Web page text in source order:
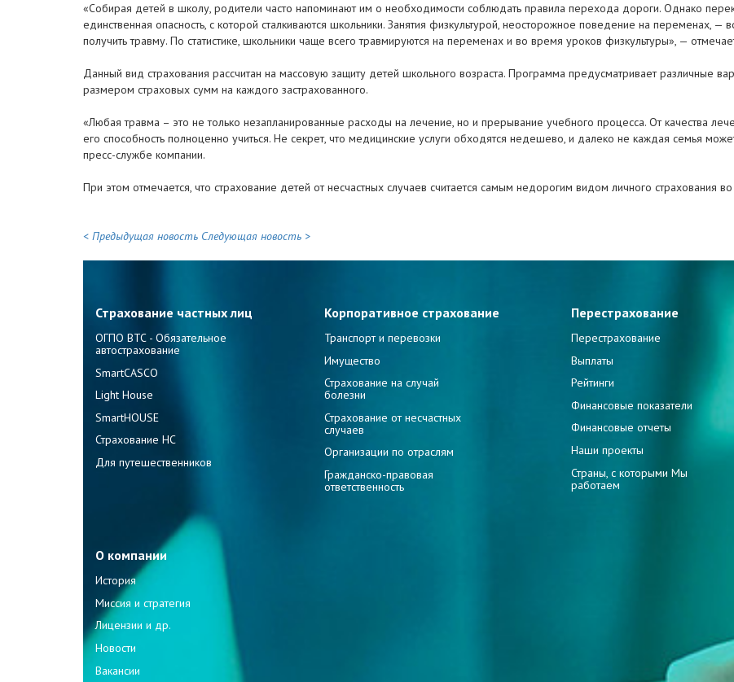
«Собирая детей в школу, родители часто напоминают им о необходимости соблюдать правила перехода дороги. Однако
единственная опасность, с которой сталкиваются школьники. Занятия физкультурой, неосторожное поведение на переменах, —
получить травму. По статистике, школьники чаще всего травмируются на переменах и во время уроков физкультуры», —
Данный вид страхования рассчитан на массовую защиту детей школьного возраста. Программа предусматривает различные
размером страховых сумм на каждого застрахованного.
«Любая травма – это не только незапланированные расходы на лечение, но и прерывание учебного процесса. От качества
его способность полноценно учиться. Не секрет, что медицинские услуги обходятся недешево, и далеко не каждая семья
пресс-службе компании.
При этом отмечается, что страхование детей от несчастных случаев считается самым недорогим видом личного страхования
< Предыдущая новость Следующая новость >
Страхование частных лиц
ОГПО ВТС - Обязательное
автострахование
SmartCASCO
Light House
SmartHOUSE
Страхование НС
Для путешественников
Корпоративное страхование
Транспорт и перевозки
Имущество
Страхование на случай
болезни
Страхование от несчастных
случаев
Организации по отраслям
Гражданско-правовая
ответственность
Перестрахование
Перестрахование
Выплаты
Рейтинги
Финансовые показатели
Финансовые отчеты
Наши проекты
Страны, с которыми Мы
работаем
О компании
История
Миссия и стратегия
Лицензии и др.
Новости
Вакансии